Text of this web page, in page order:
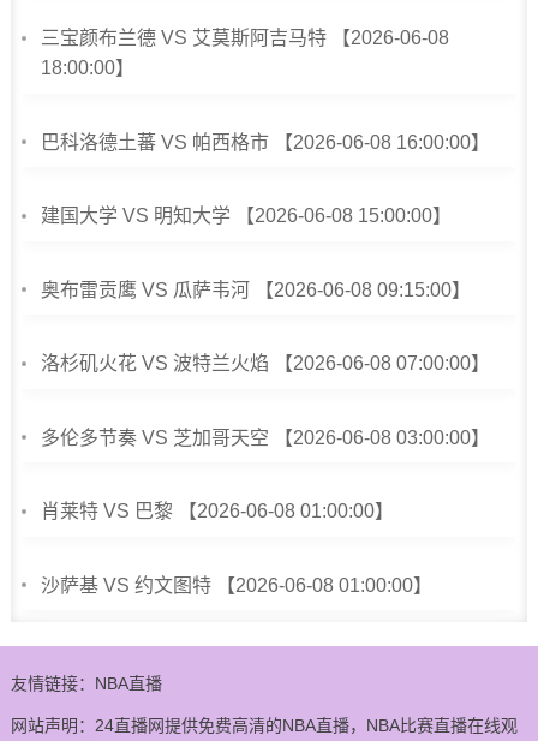
三宝颜布兰德 VS 艾莫斯阿吉马特 【2026-06-08
18:00:00】
巴科洛德土蕃 VS 帕西格市 【2026-06-08 16:00:00】
建国大学 VS 明知大学 【2026-06-08 15:00:00】
奥布雷贡鹰 VS 瓜萨韦河 【2026-06-08 09:15:00】
洛杉矶火花 VS 波特兰火焰 【2026-06-08 07:00:00】
多伦多节奏 VS 芝加哥天空 【2026-06-08 03:00:00】
肖莱特 VS 巴黎 【2026-06-08 01:00:00】
沙萨基 VS 约文图特 【2026-06-08 01:00:00】
友情链接： NBA直播
网站声明：24直播网提供免费高清的NBA直播，NBA比赛直播在线观